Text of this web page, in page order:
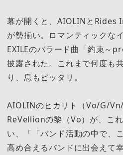
幕が開くと、AIOLINとRides
が勢揃い。ロマンティックな
EXILEのバラード曲「約束～
披露された。これまで何度も
り、息もピッタリ。
AIOLINのヒカリト（Vo/G/
ReVellionの黎（Vo）が、こ
い、「「バンド活動の中で、
高め合えるバンドに出会えて